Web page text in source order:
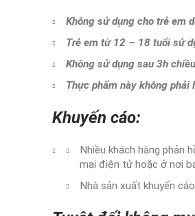
Không sử dụng cho trẻ em
Trẻ em từ 12 – 18 tuổi sử
Không sử dụng sau 3h
Thực phẩm này không
Khuyến cáo:
Nhiều khách hàng phản
mại điện tử hoặc ở nơi
Nhà sản xuất khuyến